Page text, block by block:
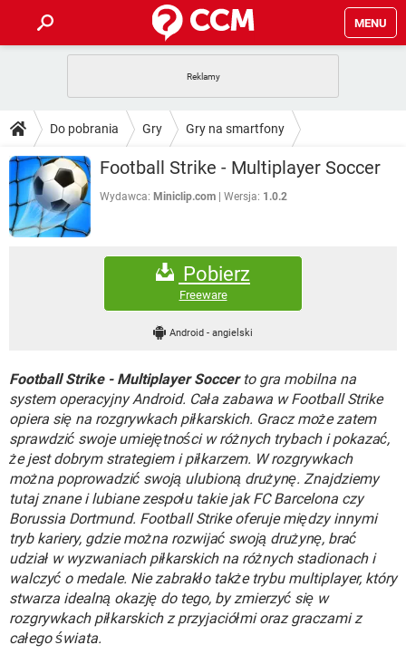
MENU
GRY WHATSAPP
SPOTIFY NETFLIX
INSTAGRAM FACEBOOK
WINDOWS 10
PORADY
PlayStation
GRY WHATSAPP
SPOTIFY
DO POBRANIA
ANDROID TIKTOK
GRY
NETFLIX
FACEBOOK
FORUM
WHATSAPP
NETFLIX
FACEBOOK
TIKTOK
INSTAGRAM FACEBOOK
WINDOWS 10
Do pobrania Gry Gry na smartfony
Football Strike - Multiplayer Soccer
Wydawca: Miniclip.com Wersja: 1.0.2
Pobierz
Freeware
Android - angielski
Football Strike - Multiplayer Soccerto gra mobilna na
system operacyjny Android. Cała zabawa w Football Strike
opiera się na rozgrywkach piłkarskich. Gracz może zatem
sprawdzić swoje umiejętności w różnych trybach i pokazać,
że jest dobrym strategiem i piłkarzem. W rozgrywkach
można poprowadzić swoją ulubioną drużynę. Znajdziemy
tutaj znane i lubiane zespołu takie jak FC Barcelona czy
Borussia Dortmund. Football Strike oferuje między innymi
tryb kariery, gdzie można rozwijać swoją drużynę, brać
udział w wyzwaniach piłkarskich na różnych stadionach i
walczyć o medale. Nie zabrakło także trybu multiplayer, który
stwarza idealną okazję do tego, by zmierzyć się w
rozgrywkach piłkarskich z przyjaciółmi oraz graczami z
całego świata.